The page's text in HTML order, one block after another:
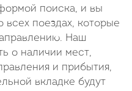
часа
39
минут
поиска, и вы
поездах, которые
Наш
о наличии мест,
и прибытия,
вкладке будут